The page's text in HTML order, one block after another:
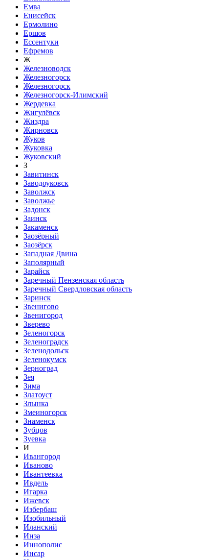
Емва
Енисейск
Ермолино
Ершов
Ессентуки
Ефремов
Ж
Железноводск
Железногорск
Железногорск
Железногорск-Илимский
Жердевка
Жигулёвск
Жиздра
Жирновск
Жуков
Жуковка
Жуковский
З
Завитинск
Заводоуковск
Заволжск
Заволжье
Задонск
Заинск
Закаменск
Заозёрный
Заозёрск
Западная Двина
Заполярный
Зарайск
Заречный Пензенская область
Заречный Свердловская область
Заринск
Звенигово
Звенигород
Зверево
Зеленогорск
Зеленоградск
Зеленодольск
Зеленокумск
Зерноград
Зея
Зима
Златоуст
Злынка
Змеиногорск
Знаменск
Зубцов
Зуевка
И
Ивангород
Иваново
Ивантеевка
Ивдель
Игарка
Ижевск
Избербаш
Изобильный
Иланский
Инза
Иннополис
Инсар